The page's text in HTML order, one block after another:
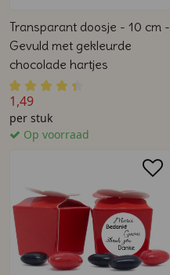
Transparant doosje - 10 cm -
Gevuld met gekleurde
chocolade hartjes
1,49
per stuk
Op voorraad